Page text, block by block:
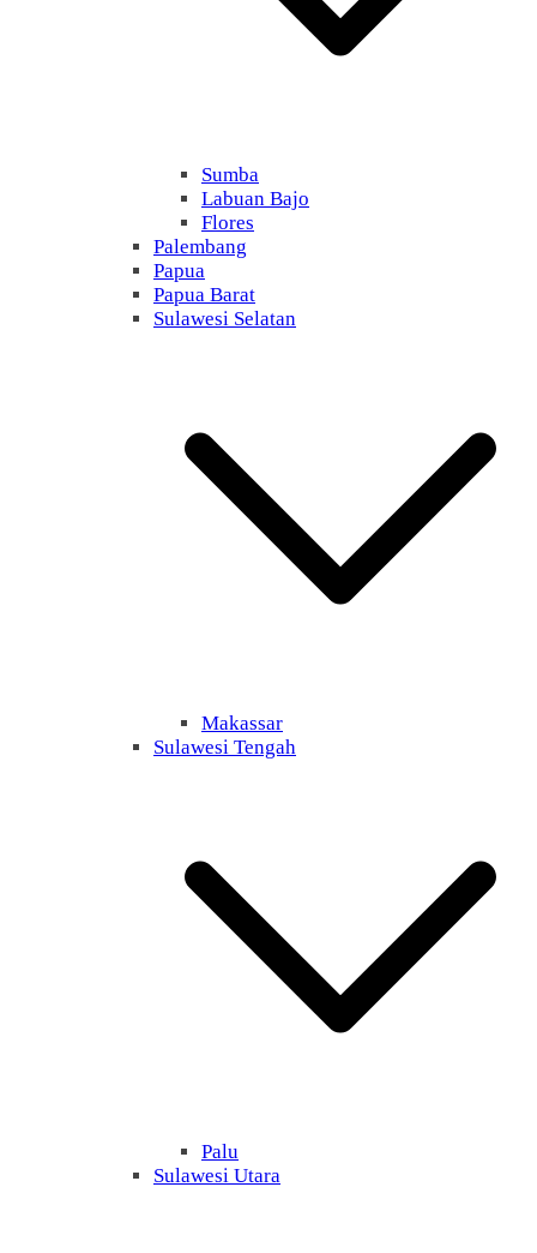
Sumba
Labuan Bajo
Flores
Palembang
Papua
Papua Barat
Sulawesi Selatan
Makassar
Sulawesi Tengah
Palu
Sulawesi Utara